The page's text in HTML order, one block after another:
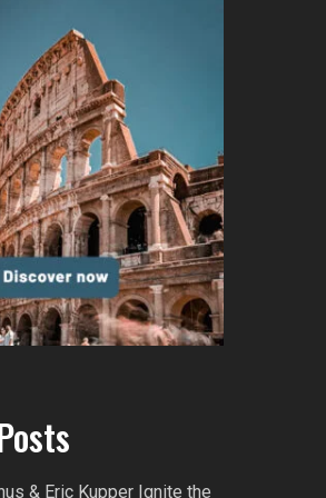
& Eric Kupper Ignite the